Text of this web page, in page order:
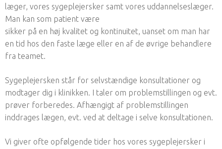
læger, vores sygeplejersker samt vores uddannelseslæger.
Man kan som patient være
sikker på en høj kvalitet og kontinuitet, uanset om man har
en tid hos den faste læge eller en af de øvrige behandlere
fra teamet.
Sygeplejersken står for selvstændige konsultationer og
modtager dig i klinikken. I taler om problemstillingen og evt.
prøver forberedes. Afhængigt af problemstillingen
inddrages lægen, evt. ved at deltage i selve konsultationen.
Vi giver ofte opfølgende tider hos vores sygeplejersker i